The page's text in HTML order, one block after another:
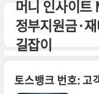
본문 바로가기
머니 인사이트
정부지원금·
길잡이